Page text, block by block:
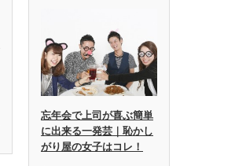
忘年会で上司が喜ぶ簡単
に出来る一発芸｜恥かし
がり屋の女子はコレ！